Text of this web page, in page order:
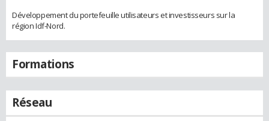
Développement du portefeuille utilisateurs et investisseurs sur la
région Idf-Nord.
Formations
Réseau